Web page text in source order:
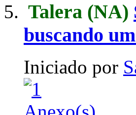
Talera (NA)
buscando
Iniciado por